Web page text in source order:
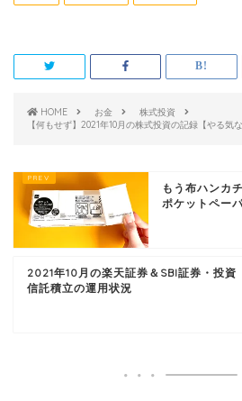
HOME お金
株式投資
【何もせず】2021年10月の株式投資の記録【やる気な
もう布ハンカ
ポケットペー
2021年10月の楽天証券＆SBI証券・投資
信託積立の運用状況